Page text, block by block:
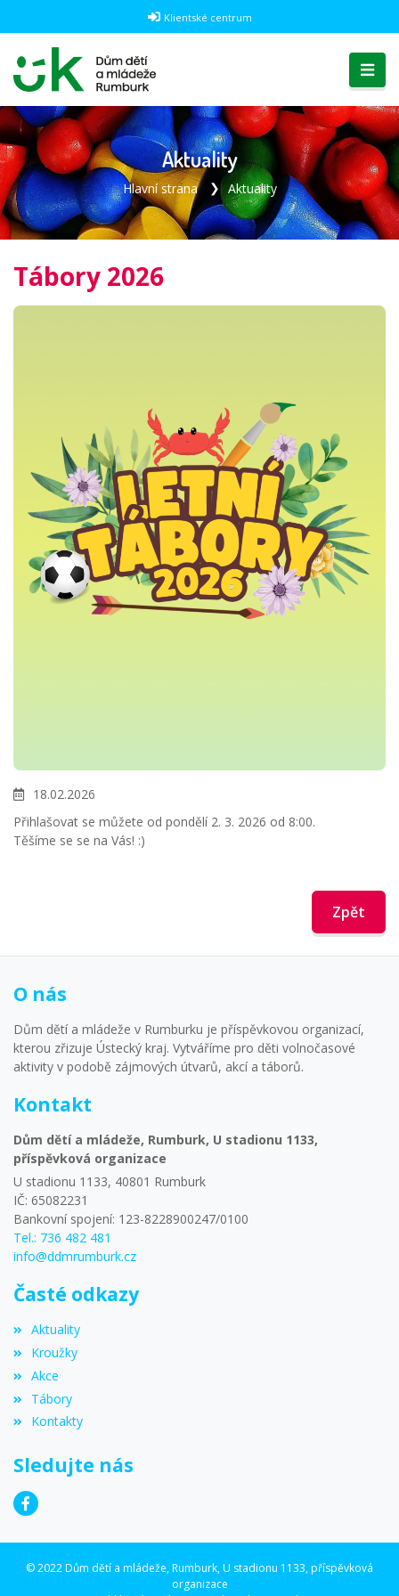
Klientské centrum
Aktuality
Hlavní strana Aktuality
Tábory 2026
18.02.2026
Přihlašovat se můžete od pondělí 2. 3. 2026 od 8:00.
Těšíme se se na Vás! :)
Zpět
O nás
Dům dětí a mládeže v Rumburku je příspěvkovou organizací,
kterou zřizuje Ústecký kraj. Vytváříme pro děti volnočasové
aktivity v podobě zájmových útvarů, akcí a táborů.
Kontakt
Dům dětí a mládeže, Rumburk, U stadionu 1133,
příspěvková organizace
U stadionu 1133, 40801 Rumburk
IČ: 65082231
Bankovní spojení: 123-8228900247/0100
Tel.: 736 482 481
info@ddmrumburk.cz
Časté odkazy
Aktuality
Kroužky
Akce
Tábory
Kontakty
Sledujte nás
© 2022 Dům dětí a mládeže, Rumburk, U stadionu 1133, příspěvková
organizace